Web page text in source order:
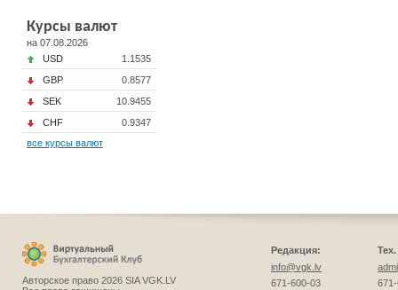
Курсы валют
на 07.08.2026
USD
1.1535
GBP
0.8577
SEK
10.9455
CHF
0.9347
все курсы валют
Авторское право 2026 SIA VGK.LV
Редакция:
info@vgk.lv
671-600-03